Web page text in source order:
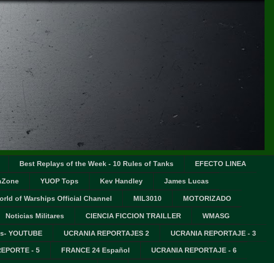
Best Replays of the Week - 10 Rules of Tanks EFECTO LINEA
YUOP Tops Kev Handley James Lucas
of Warships Official Channel MIL3010 MOTORIZADO
Noticias Militares CIENCIA FICCION TRAILLER WMASG
YOUTUBE UCRANIA REPORTAJES 2 UCRANIA REPORTAJE - 3
- 5 FRANCE 24 Español UCRANIA REPORTAJE - 6